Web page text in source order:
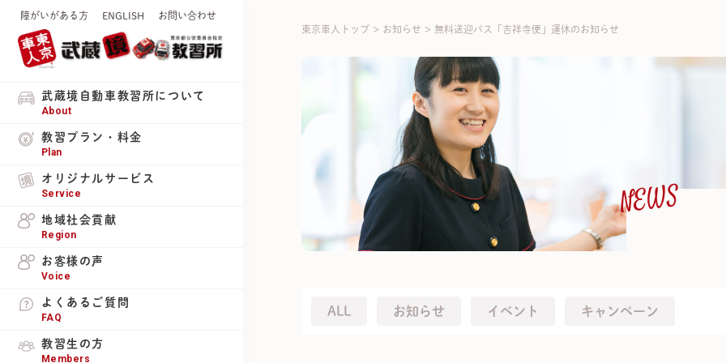
障がいがある方 ENGLISH お問い合わせ
武蔵境自動車教習所について
About
教習プラン・料金
Plan
オリジナルサービス
Service
地域社会貢献
Region
お客様の声
Voice
よくあるご質問
FAQ
教習生の方
Members
東京車人トップ > お知らせ > 無料送迎バス「吉祥寺便」運休のお知らせ
NEWS
ALL お知らせ イベント キャンペーン